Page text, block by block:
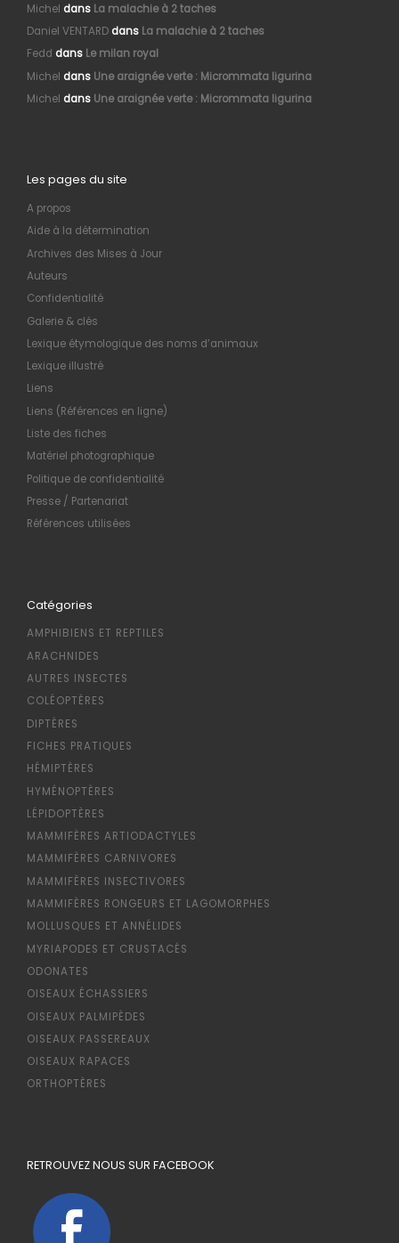
Michel dans La malachie à 2 taches
Daniel VENTARDdans La malachie à 2 taches
Fedd dans Le milan royal
Michel dans Une araignée verte : Micrommata ligurina
Michel dans Une araignée verte : Micrommata ligurina
Les pages du site
A propos
Aide à la détermination
Archives des Mises à Jour
Auteurs
Confidentialité
Galerie & clés
Lexique étymologique des noms d’animaux
Lexique illustré
Liens
Liens (Références en ligne)
Liste des fiches
Matériel photographique
Politique de confidentialité
Presse / Partenariat
Références utilisées
Catégories
AMPHIBIENS ET REPTILES
ARACHNIDES
AUTRES INSECTES
COLÉOPTÈRES
DIPTÈRES
FICHES PRATIQUES
HÉMIPTÈRES
HYMÉNOPTÈRES
LÉPIDOPTÈRES
MAMMIFÈRES ARTIODACTYLES
MAMMIFÈRES CARNIVORES
MAMMIFÈRES INSECTIVORES
MAMMIFÈRES RONGEURS ET LAGOMORPHES
MOLLUSQUES ET ANNÉLIDES
MYRIAPODES ET CRUSTACÉS
ODONATES
OISEAUX ÉCHASSIERS
OISEAUX PALMIPÈDES
OISEAUX PASSEREAUX
OISEAUX RAPACES
ORTHOPTÈRES
RETROUVEZ NOUS SUR FACEBOOK